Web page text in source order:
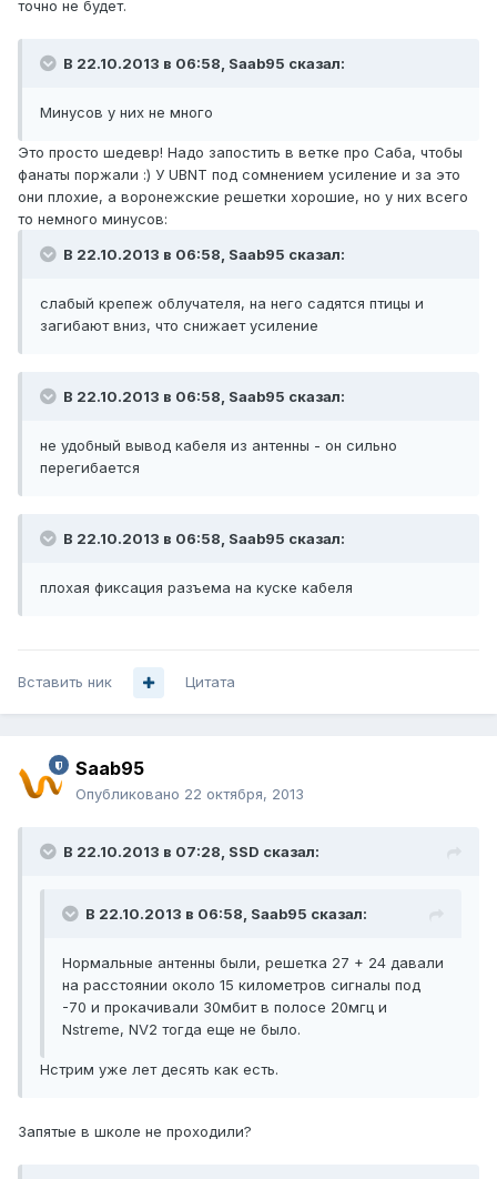
точно не будет.
В 22.10.2013 в 06:58, Saab95 сказал:
Минусов у них не много
Это просто шедевр! Надо запостить в ветке про Саба, чтобы
фанаты поржали :) У UBNT под сомнением усиление и за это
они плохие, а воронежские решетки хорошие, но у них всего
то немного минусов:
В 22.10.2013 в 06:58, Saab95 сказал:
слабый крепеж облучателя, на него садятся птицы и
загибают вниз, что снижает усиление
В 22.10.2013 в 06:58, Saab95 сказал:
не удобный вывод кабеля из антенны - он сильно
перегибается
В 22.10.2013 в 06:58, Saab95 сказал:
плохая фиксация разъема на куске кабеля
Вставить ник Цитата
Saab95
Опубликовано 22 октября, 2013
В 22.10.2013 в 07:28, SSD сказал:
В 22.10.2013 в 06:58, Saab95 сказал:
Нормальные антенны были, решетка 27 + 24 давали
на расстоянии около 15 километров сигналы под
-70 и прокачивали 30мбит в полосе 20мгц и
Nstreme, NV2 тогда еще не было.
Нстрим уже лет десять как есть.
Запятые в школе не проходили?